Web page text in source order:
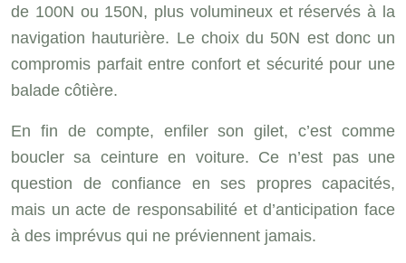
de 100N ou 150N, plus volumineux et réservés à la
navigation hauturière. Le choix du 50N est donc un
compromis parfait entre confort et sécurité pour une
balade côtière.
En fin de compte, enfiler son gilet, c’est comme
boucler sa ceinture en voiture. Ce n’est pas une
question de confiance en ses propres capacités,
mais un acte de responsabilité et d’anticipation face
à des imprévus qui ne préviennent jamais.